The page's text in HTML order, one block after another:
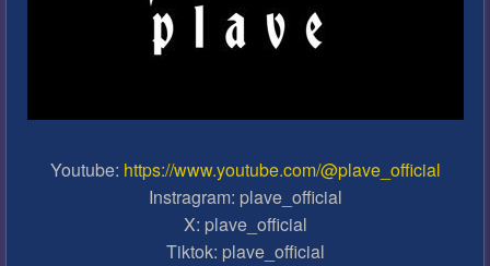
Youtube: https://www.youtube.com/@plave_official
Instragram: plave_official
X: plave_official
Tiktok: plave_official